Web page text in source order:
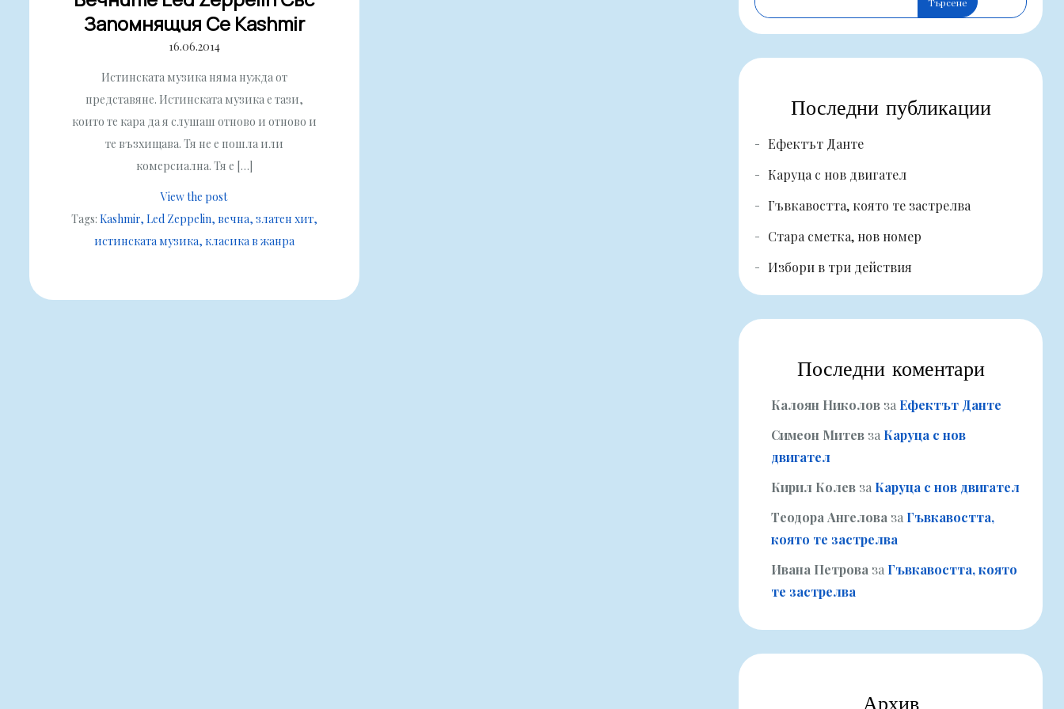
Запомнящия Се Kashmir
16.06.2014
Истинската музика няма нужда от
представяне. Истинската музика е тази,
които те кара да я слушаш отново и отново и
те възхищава. Тя не е пошла или
комерсиална. Тя е […]
View the post
Tags: Kashmir Led Zeppelin вечна златен хит
истинската музика класика в жанра
Последни публикации
Ефектът Данте
Каруца с нов двигател
Гъвкавостта, която те застрелва
Стара сметка, нов номер
Избори в три действия
Последни коментари
Калоян Николов за Ефектът Данте
Симеон Митев за Каруца с нов
двигател
Кирил Колев за Каруца с нов двигател
Теодора Ангелова за Гъвкавостта,
която те застрелва
Ивана Петрова за Гъвкавостта, която
те застрелва
Архив